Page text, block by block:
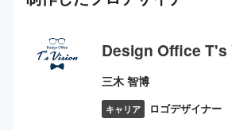
Design Office
三木 智博
キャリア ロゴデザイナー